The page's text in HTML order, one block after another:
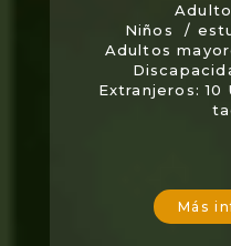
Niños /
Adultos
Extranjeros: 10
Más